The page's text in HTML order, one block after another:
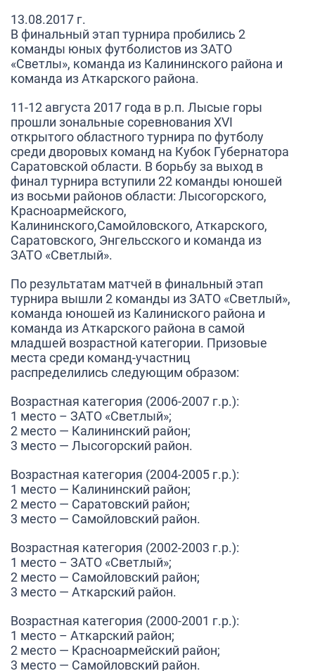
13.08.2017 г.
В финальный этап турнира пробились 2
команды юных футболистов из ЗАТО
«Светлы», команда из Калининского района и
команда из Аткарского района.
11-12 августа 2017 года в р.п. Лысые горы
прошли зональные соревнования XVI
открытого областного турнира по футболу
среди дворовых команд на Кубок Губернатора
Саратовской области. В борьбу за выход в
финал турнира вступили 22 команды юношей
из восьми районов области: Лысогорского,
Красноармейского,
Калининского,Самойловского, Аткарского,
Саратовского, Энгельсского и команда из
ЗАТО «Светлый».
По результатам матчей в финальный этап
турнира вышли 2 команды из ЗАТО «Светлый»,
команда юношей из Калиниского района и
команда из Аткарского района в самой
младшей возрастной категории. Призовые
места среди команд-участниц
распределились следующим образом:
Возрастная категория (2006-2007 г.р.):
1 место – ЗАТО «Светлый»;
2 место — Калининский район;
3 место — Лысогорский район.
Возрастная категория (2004-2005 г.р.):
1 место — Калининский район;
2 место — Саратовский район;
3 место — Самойловский район.
Возрастная категория (2002-2003 г.р.):
1 место – ЗАТО «Светлый»;
2 место — Самойловский район;
3 место — Аткарский район.
Возрастная категория (2000-2001 г.р.):
1 место – Аткарский район;
2 место — Красноармейский район;
3 место — Самойловский район.